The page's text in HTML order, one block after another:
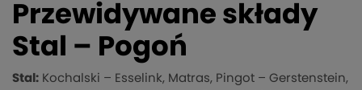
Przewidywane składy
Stal – Pogoń
Stal: Kochalski – Esselink, Matras, Pingot – Gerstenstein,